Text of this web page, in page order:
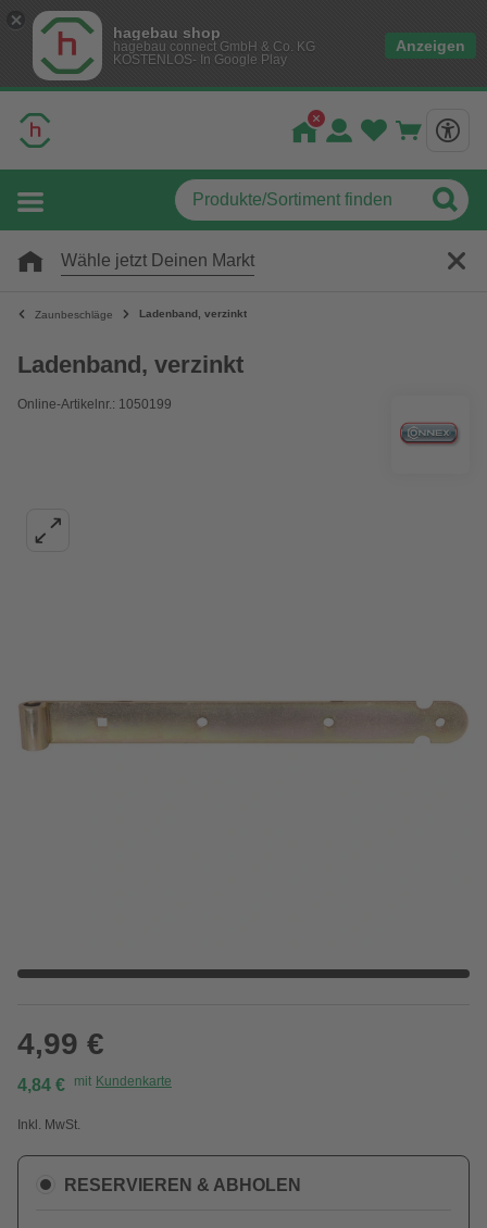
hagebau shop
hagebau connect GmbH & Co. KG
KOSTENLOS- In Google Play
Anzeigen
Wähle jetzt Deinen Markt
Zaunbeschläge Ladenband, verzinkt
Ladenband, verzinkt
Online-Artikelnr.: 1050199
4,99 €
4,84 € mit Kundenkarte
Inkl. MwSt.
RESERVIEREN & ABHOLEN